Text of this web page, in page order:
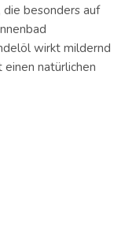
besonders auf
wirkt mildernd
natürlichen